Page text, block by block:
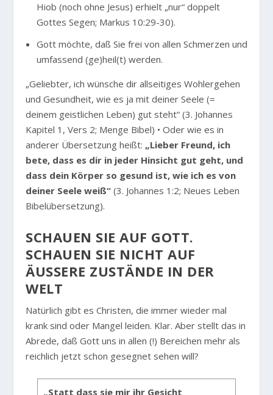
Hiob (noch ohne Jesus) erhielt „nur“ doppelt
Gottes Segen; Markus 10:29-30).
Gott möchte, daß Sie frei von allen Schmerzen und
umfassend (ge)heil(t) werden.
„Geliebter, ich wünsche dir allseitiges Wohlergehen
und Gesundheit, wie es ja mit deiner Seele (=
deinem geistlichen Leben) gut steht“ (3. Johannes
Kapitel 1, Vers 2; Menge Bibel) • Oder wie es in
anderer Übersetzung heißt: „Lieber Freund, ich
bete, dass es dir in jeder Hinsicht gut geht, und
dass dein Körper so gesund ist, wie ich es von
deiner Seele weiß“ (3. Johannes 1:2; Neues Leben
Bibelübersetzung).
SCHAUEN SIE AUF GOTT.
SCHAUEN SIE NICHT AUF
ÄUSSERE ZUSTÄNDE IN DER W
ELT
Natürlich gibt es Christen, die immer wieder mal
krank sind oder Mangel leiden. Klar. Aber stellt das in
Abrede, daß Gott uns in allen (!) Bereichen mehr als
reichlich jetzt schon gesegnet sehen will?
„Statt dass sie mir ihr Gesicht